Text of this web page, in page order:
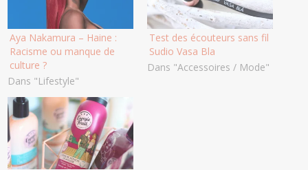
Aya Nakamura – Haine :
Racisme ou manque de
culture ?
Dans "Lifestyle"
Test des écouteurs sans fil
Sudio Vasa Bla
Dans "Accessoires / Mode"